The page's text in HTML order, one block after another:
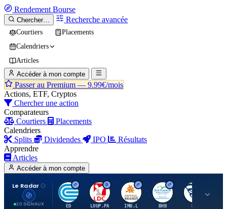
Rendement Bourse
Chercher… Recherche avancée
Courtiers
Placements
Calendriers
Articles
Accéder à mon compte
Passer au Premium — 9.99€/mois
Actions, ETF, Cryptos
Chercher une action
Comparateurs
Courtiers
Placements
Calendriers
Splits
Dividendes IPO
Résultats
Apprendre
Articles
Accéder à mon compte
Le Radar
20 SIGNAUX
C
ED
L
LOUP.PA
I
IMB.L
B
BHB
B